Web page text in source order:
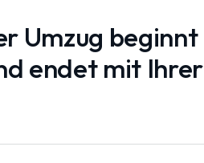
Umzug beginnt
endet mit Ihrer